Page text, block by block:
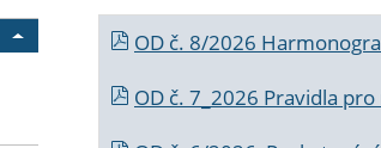
OD č. 8/2026
OD č. 7_2026 Pravidla